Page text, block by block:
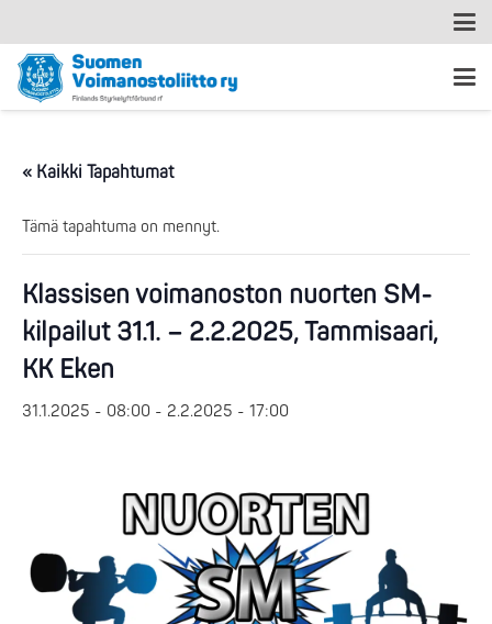
« Kaikki Tapahtumat
Tämä tapahtuma on mennyt.
Klassisen voimanoston nuorten SM-
kilpailut 31.1. – 2.2.2025, Tammisaari,
KK Eken
31.1.2025 - 08:00 - 2.2.2025 - 17:00